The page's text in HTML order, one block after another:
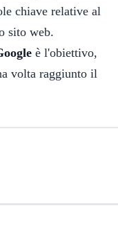
chiave relative al
sito web.
è l'obiettivo,
volta raggiunto il